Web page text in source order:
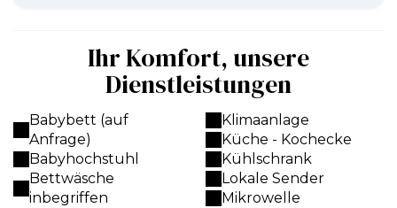
Ihr Komfort, unsere
Dienstleistungen
Babybett (auf
Anfrage)
Babyhochstuhl
Bettwäsche
inbegriffen
Klimaanlage
Küche - Kochecke
Kühlschrank
Lokale Sender
Mikrowelle